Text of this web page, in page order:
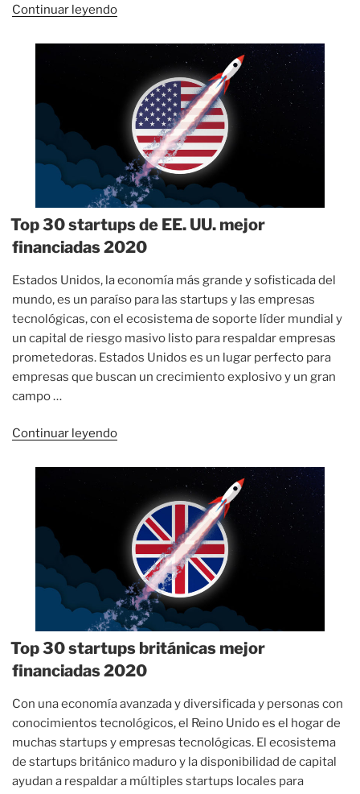
Continuar leyendo«Top
startups
mejor
financiadas
del
mundo
2020»
Top 30 startups de EE. UU. mejor
financiadas 2020
Estados Unidos, la economía más grande y sofisticada del
mundo, es un paraíso para las startups y las empresas
tecnológicas, con el ecosistema de soporte líder mundial y
un capital de riesgo masivo listo para respaldar empresas
prometedoras. Estados Unidos es un lugar perfecto para
empresas que buscan un crecimiento explosivo y un gran
campo …
Continuar leyendo«Top
startups
UU.
mejor
financiadas
2020»
Top 30 startups británicas mejor
financiadas 2020
Con una economía avanzada y diversificada y personas con
conocimientos tecnológicos, el Reino Unido es el hogar de
muchas startups y empresas tecnológicas. El ecosistema
de startups británico maduro y la disponibilidad de capital
ayudan a respaldar a múltiples startups locales para